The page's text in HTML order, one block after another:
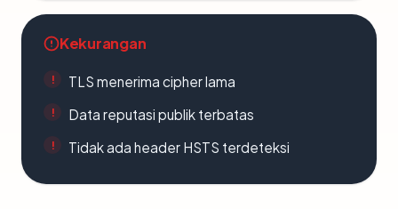
Kekurangan
TLS menerima cipher lama
Data reputasi publik terbatas
Tidak ada header HSTS terdeteksi